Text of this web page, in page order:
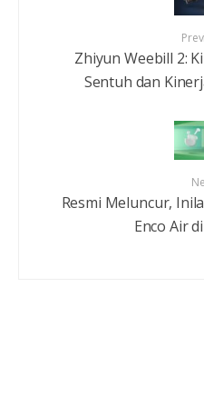
Zhiyun Weebill 2:
Sentuh dan
Resmi Meluncur,
Enco Air